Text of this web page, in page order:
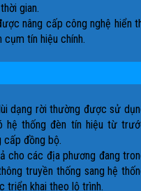
gian.
nâng cấp công nghệ hiển
cụm tín hiệu chính.
dạng rời thường được sử
hệ thống đèn tín hiệu từ
cấp đồng bộ.
cho các địa phương đang
truyền thống sang hệ
triển khai theo lộ trình.